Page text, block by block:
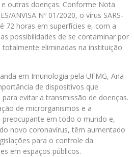
outras doenças. Conforme Nota
ANVISA Nº 01/2020, o vírus SARS-
72 horas em superfícies e, com a
possibilidades de se contaminar por
eliminadas na instituição
em Imunologia pela UFMG, Ana
de dispositivos que
evitar a transmissão de doenças.
de microrganismos e a
preocupante em todo o mundo e,
novo coronavírus, têm aumentado
para o controle da
em espaços públicos.